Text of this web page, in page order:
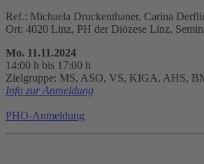
Ref.: Michaela Druckenthaner, Carina
Ort: 4020 Linz, PH der Diözese Linz,
Mo. 11.11.2024
14:00 h bis 17:00 h
Zielgruppe: MS, ASO, VS, KIGA, AHS,
Info zur Anmeldung
PHO-Anmeldung